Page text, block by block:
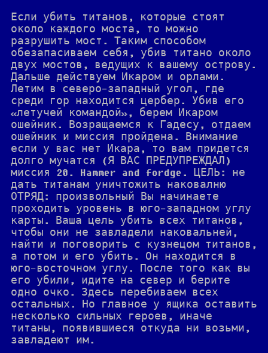
Если убить титанов, которые стоят
около каждого моста, то можно
разрушить мост. Таким способом
обезапасиваем себя, убив титано около
двух мостов, ведущих к вашему острову.
Дальше действуем Икаром и орлами.
Летим в северо-западный угол, где
среди гор находится цербер. Убив его
«летучей командой», берем Икаром
ошейник. Возращаемся к Гадесу, отдаем
ошейник и миссия пройдена. Внимание
если у вас нет Икара, то вам придется
долго мучатся (Я ВАС ПРЕДУПРЕЖДАЛ)
миссия 20. Hammer and fordge. ЦЕЛЬ: не
дать титанам уничтожить наковалню
ОТРЯД: произвольный Вы начинаете
проходить уровень в юго-западном углу
карты. Ваша цель убить всех титанов,
чтобы они не завладели наковальней,
найти и поговорить с кузнецом титанов,
а потом и его убить. Он находится в
юго-восточном углу. После того как вы
его убили, идите на север и берите
одно очко. Здесь перебиваем всех
остальных. Но главное у ящика оставить
несколько сильных героев, иначе
титаны, появившиеся откуда ни возьми,
завладеют им.